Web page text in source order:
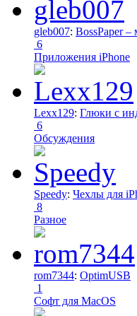
gleb007: BossPaper –
6
Приложения iPhone
Lexx129: Глюки с
6
Обсуждения
Speedy: Чехлы для
8
Разное
rom7344: OptimUSB
1
Софт для MacOS